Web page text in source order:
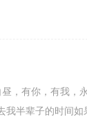
，有你，有我，永
我半辈子的时间如